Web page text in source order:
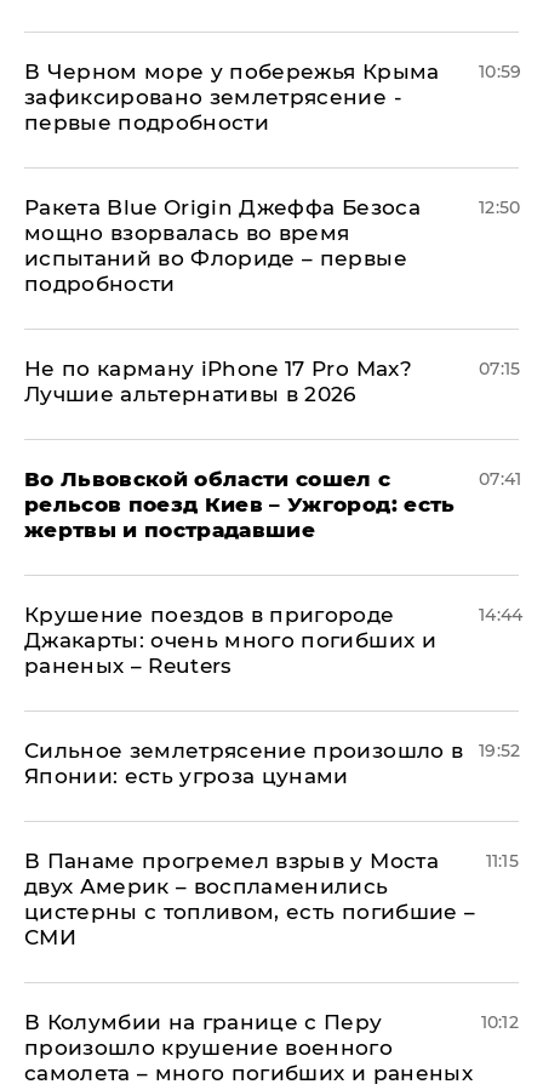
В Черном море у побережья Крыма
зафиксировано землетрясение -
первые подробности
10:59
Ракета Blue Origin Джеффа Безоса
мощно взорвалась во время
испытаний во Флориде – первые
подробности
12:50
Не по карману iPhone 17 Pro Max?
Лучшие альтернативы в 2026
07:15
Во Львовской области сошел с
рельсов поезд Киев – Ужгород: есть
жертвы и пострадавшие
07:41
Крушение поездов в пригороде
Джакарты: очень много погибших и
раненых – Reuters
14:44
Сильное землетрясение произошло в
Японии: есть угроза цунами
19:52
В Панаме прогремел взрыв у Моста
двух Америк – воспламенились
цистерны с топливом, есть погибшие –
СМИ
11:15
В Колумбии на границе с Перу
произошло крушение военного
самолета – много погибших и раненых
10:12